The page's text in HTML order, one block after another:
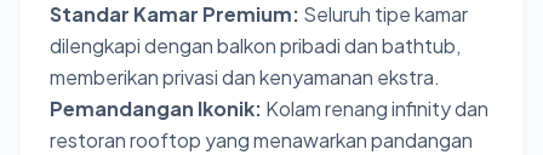
Standar Kamar Premium: Seluruh tipe kamar
dilengkapi dengan balkon pribadi dan bathtub,
memberikan privasi dan kenyamanan ekstra.
Pemandangan Ikonik: Kolam renang infinity dan
restoran rooftop yang menawarkan pandangan